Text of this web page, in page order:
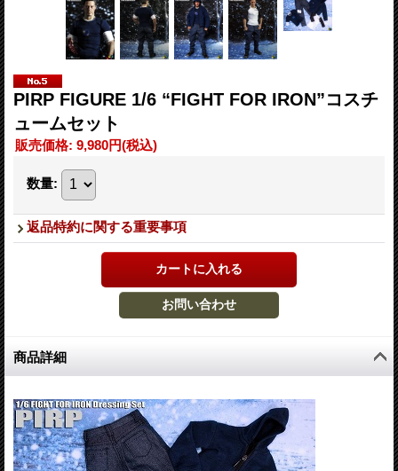
PIRP FIGURE 1/6 “FIGHT FOR IRON”コスチ
ュームセット
販売価格: 9,980円(税込)
数量:
返品特約に関する重要事項
商品詳細